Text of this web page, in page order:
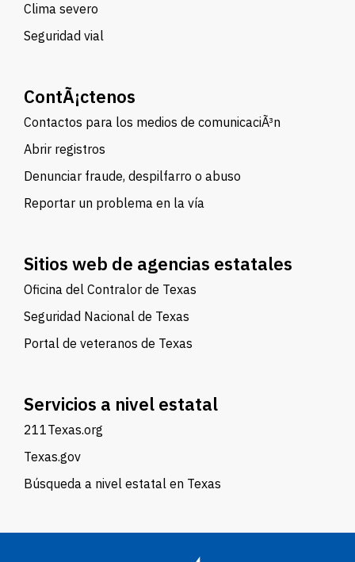
Clima severo
Seguridad vial
ContÃ¡ctenos
Contactos para los medios de comunicaciÃ³n
Abrir registros
Denunciar fraude, despilfarro o abuso
Reportar un problema en la vía
Sitios web de agencias estatales
Oficina del Contralor de Texas
Seguridad Nacional de Texas
Portal de veteranos de Texas
Servicios a nivel estatal
211Texas.org
Texas.gov
Búsqueda a nivel estatal en Texas